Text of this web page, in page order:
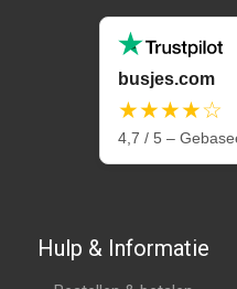
busjes.com
★★★★☆
4,7 / 5 –
Hulp & Informatie